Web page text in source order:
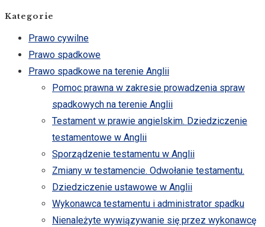
Kategorie
Prawo cywilne
Prawo spadkowe
Prawo spadkowe na terenie Anglii
Pomoc prawna w zakresie prowadzenia spraw
spadkowych na terenie Anglii
Testament w prawie angielskim. Dziedziczenie
testamentowe w Anglii
Sporządzenie testamentu w Anglii
Zmiany w testamencie. Odwołanie testamentu.
Dziedziczenie ustawowe w Anglii
Wykonawca testamentu i administrator spadku
Nienależyte wywiązywanie się przez wykonawcę